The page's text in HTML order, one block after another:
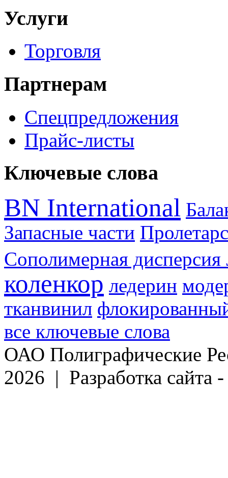
Услуги
Торговля
Партнерам
Спецпредложения
Прайс-листы
Ключевые слова
BN International
Запасные части
Сополимерная дисперсия
коленкор ледерин
тканвинил
все ключевые слова
ОАО Полиграфические
2026 | Разработка сайта